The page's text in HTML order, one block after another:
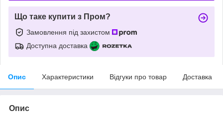
Що таке купити з Пром?
Замовлення під захистом
Доступна доставка
Опис Характеристики Відгуки про товар Доставка
Опис